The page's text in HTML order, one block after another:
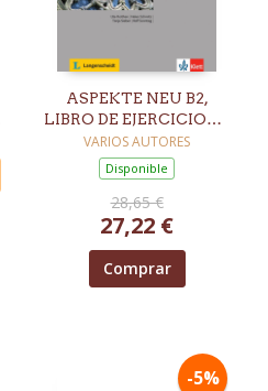
ASPEKTE NEU B2,
LIBRO DE EJERCICIOS +
CD
VARIOS AUTORES
Disponible
28,65 €
27,22 €
Comprar
-5%